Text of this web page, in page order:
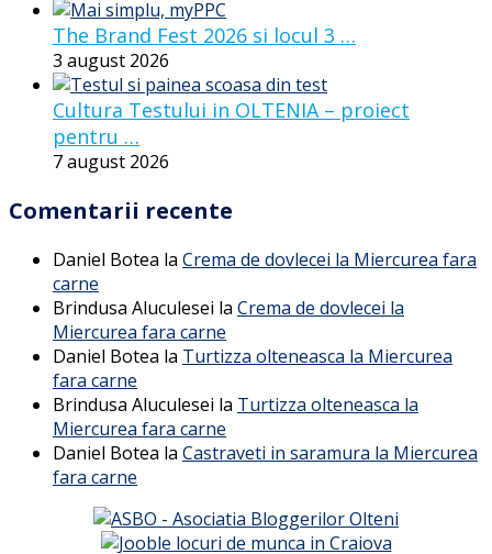
The Brand Fest 2026 si locul 3 …
3 august 2026
Cultura Testului in OLTENIA – proiect
pentru …
7 august 2026
Comentarii recente
Daniel Botea la Crema de dovlecei la Miercurea fara
carne
Brindusa Aluculesei la Crema de dovlecei la
Miercurea fara carne
Daniel Botea la Turtizza olteneasca la Miercurea
fara carne
Brindusa Aluculesei la Turtizza olteneasca la
Miercurea fara carne
Daniel Botea la Castraveti in saramura la Miercurea
fara carne